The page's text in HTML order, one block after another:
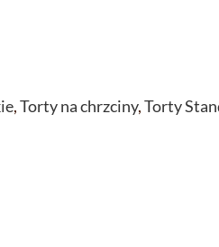
,Torty na chrzciny,Torty